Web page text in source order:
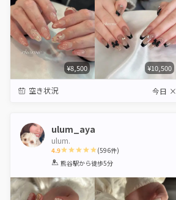
¥8,500 ¥10,500
空き状況 今日 ×
ulum_aya
ulum.
4.9
1 2 3 4 5
(596件)
熊谷駅から徒歩5分